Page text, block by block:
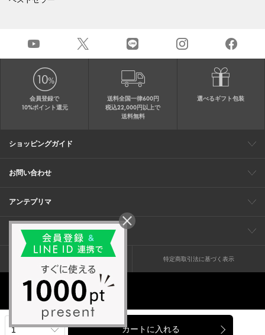
会員登録で
10%ポイント還元
送料全国一律600円
税込22,000円以上で
送料無料
選べるギフト包装
ショッピングガイド
会員特典
ご購入・配送について
返品について
ギフト包装
FAQ
サイトマップ
お問い合わせ
メールでのお問い合わせ
お修理についてのお問い合わせ
0120-03-6961
（平日10：30～17：00）
※毎週火曜日はお電話窓口の営業を
お休みさせていただきます
アンテプリマ
ブランドサイト
ショップリスト
ワイヤーバッグについて
特集
オンラインストアニュース
コーポレート
企業情報
採用情報プライバシーポリシー 特定商取引法に基づく表示
© anteprima ltd. all rights reserved.